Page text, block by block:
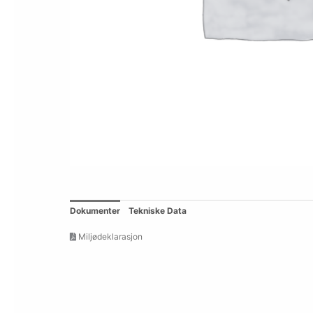
Dokumenter Tekniske Data
Miljødeklarasjon